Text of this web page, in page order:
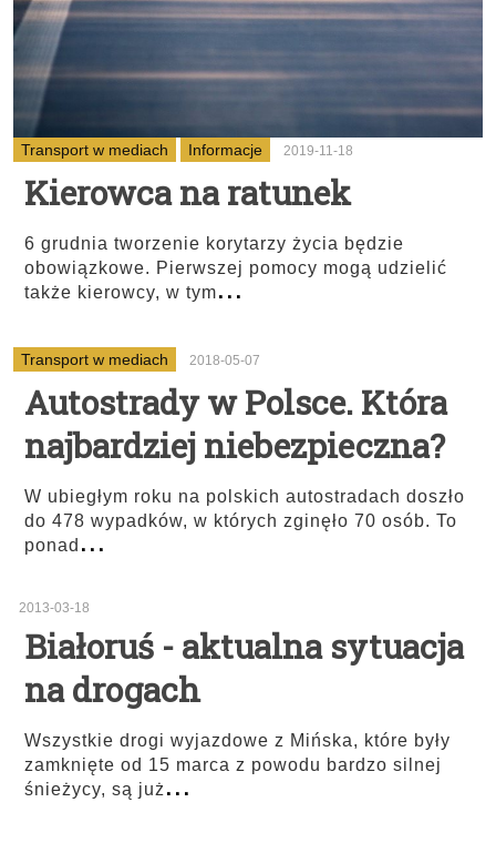
Transport w mediach Informacje 2019-11-18
Kierowca na ratunek
6 grudnia tworzenie korytarzy życia będzie
obowiązkowe. Pierwszej pomocy mogą udzielić
także kierowcy, w tym...
Transport w mediach 2018-05-07
Autostrady w Polsce. Która
najbardziej niebezpieczna?
W ubiegłym roku na polskich autostradach doszło
do 478 wypadków, w których zginęło 70 osób. To
ponad...
2013-03-18
Białoruś - aktualna sytuacja
na drogach
Wszystkie drogi wyjazdowe z Mińska, które były
zamknięte od 15 marca z powodu bardzo silnej
śnieżycy, są już...